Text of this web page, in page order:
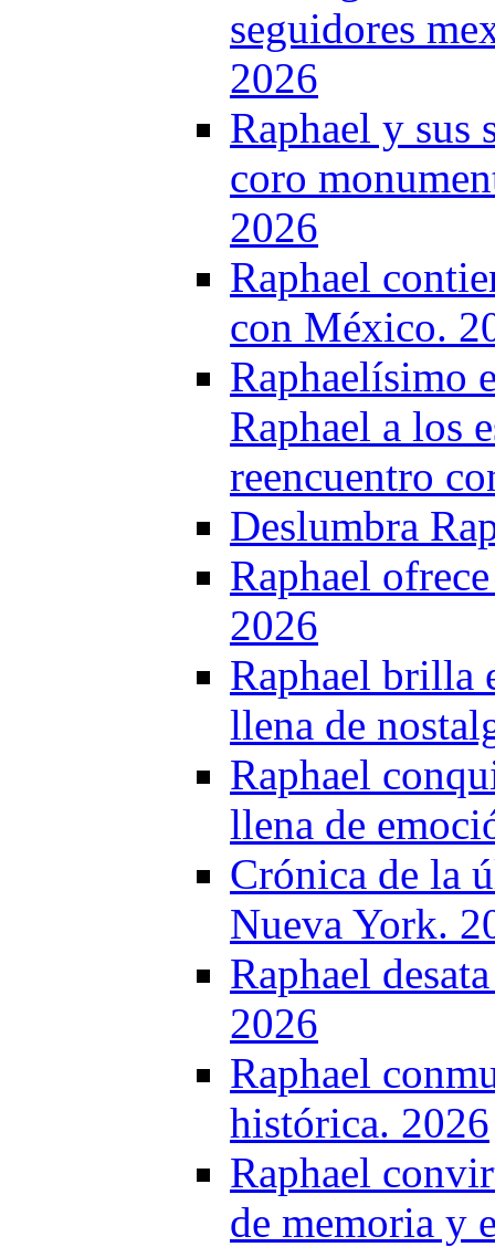
seguidores
2026
Raphael y sus
coro
2026
Raphael
con México.
Raphaelísimo
Raphael a los
reencuentro
Deslumbra
Raphael
2026
Raphael brilla
llena de
Raphael
llena de
Crónica de la
Nueva York.
Raphael
2026
Raphael
histórica. 2026
Raphael
de memoria y